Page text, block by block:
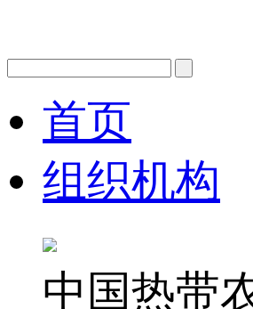
首页
组织机构
中国热带